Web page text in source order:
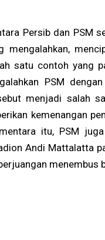
Persib dan PSM
mengalahkan,
satu contoh yang
PSM
menjadi salah
kemenangan
itu, PSM
Andi Mattalatta
menembus